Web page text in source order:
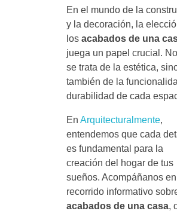
En el mundo de la
y la decoración, la
los acabados de una
juega un papel crucial.
se trata de la estética,
también de la
durabilidad de cada
En Arquitecturalmente,
entendemos que cada
es fundamental para la
creación del hogar de tus
sueños. Acompáñanos
recorrido informativo
acabados de una casa,